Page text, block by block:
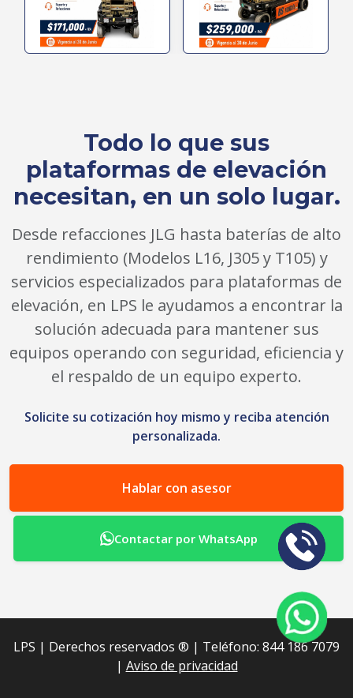
Todo lo que sus
plataformas de elevación
necesitan, en un solo lugar.
Desde refacciones JLG hasta baterías de alto
rendimiento (Modelos L16, J305 y T105) y
servicios especializados para plataformas de
elevación, en LPS le ayudamos a encontrar la
solución adecuada para mantener sus
equipos operando con seguridad, eficiencia y
el respaldo de un equipo experto.
Solicite su cotización hoy mismo y reciba atención
personalizada.
Hablar con asesor
Contactar por WhatsApp
LPS | Derechos reservados ®︎ | Teléfono: 844 186 7079
| Aviso de privacidad